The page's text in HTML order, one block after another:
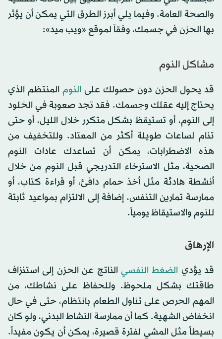
والصحة العامة. وفيما يلي أبرز الطرق التي يمكن أن يؤثر
بها الحزن في جسمك، وفقاً لموقع «ويب ميد»:
مشاكل النوم
قد يحول الحزن دون حصولك على النوم المنتظم الذي
يحتاج إليه عقلك وجسمك. فقد تجد صعوبة في الخلود
إلى النوم، أو تستيقظ بشكل متكرر خلال الليل، أو حتى
تنام لساعات طويلة أكثر من المعتاد. وللتخفيف من
هذه الاضطرابات، يمكن أن تساعدك عادات النوم
الصحية، مثل الاسترخاء التدريجي قبل النوم من خلال
أنشطة هادئة مثل أخذ حمام دافئ، أو قراءة كتاب، أو
ممارسة تمارين التنفس، إضافة إلى الالتزام بمواعيد ثابتة
للنوم والاستيقاظ يومياً.
الإرهاق
قد يؤدي الضغط النفسي الناتج عن الحزن إلى استنزاف
طاقتك بشكل ملحوظ. وللحفاظ على نشاطك، من
المهم الحرص على تناول الطعام بانتظام، حتى في حال
انخفاض الشهية. كما أن ممارسة النشاط البدني، ولو كان
بسيطاً مثل المشي لفترة قصيرة، يمكن أن يكون مفيداً.